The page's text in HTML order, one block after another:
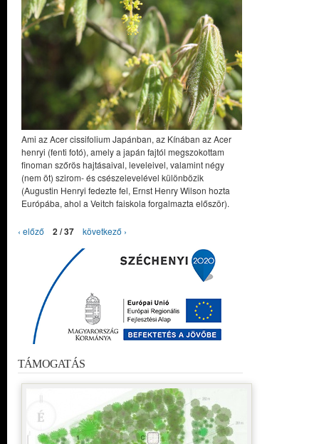
Ami az Acer cissifolium Japánban, az Kínában az Acer
henryi (fenti fotó), amely a japán fajtól megszokottam
finoman szőrös hajtásaival, leveleivel, valamint négy
(nem öt) szirom- és csészelevelével különbözik
(Augustin Henryi fedezte fel, Ernst Henry Wilson hozta
Európába, ahol a Veitch faiskola forgalmazta először).
‹ előző 2 / 37 következő ›
TÁMOGATÁS